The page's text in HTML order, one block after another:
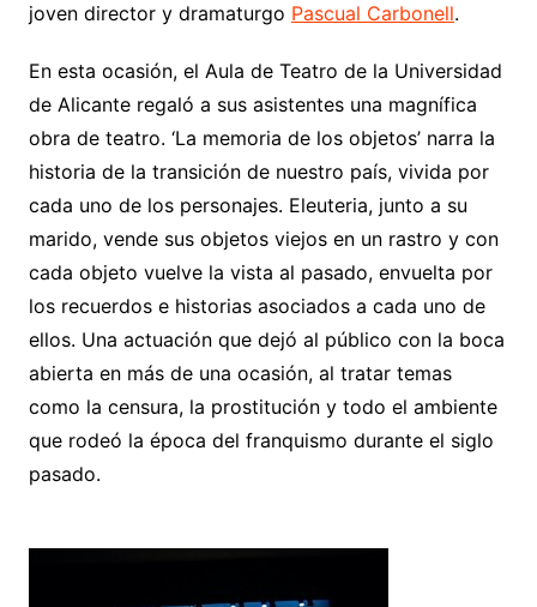
joven director y dramaturgo Pascual Carbonell.
En esta ocasión, el Aula de Teatro de la Universidad
de Alicante regaló a sus asistentes una magnífica
obra de teatro. ‘La memoria de los objetos’ narra la
historia de la transición de nuestro país, vivida por
cada uno de los personajes. Eleuteria, junto a su
marido, vende sus objetos viejos en un rastro y con
cada objeto vuelve la vista al pasado, envuelta por
los recuerdos e historias asociados a cada uno de
ellos. Una actuación que dejó al público con la boca
abierta en más de una ocasión, al tratar temas
como la censura, la prostitución y todo el ambiente
que rodeó la época del franquismo durante el siglo
pasado.